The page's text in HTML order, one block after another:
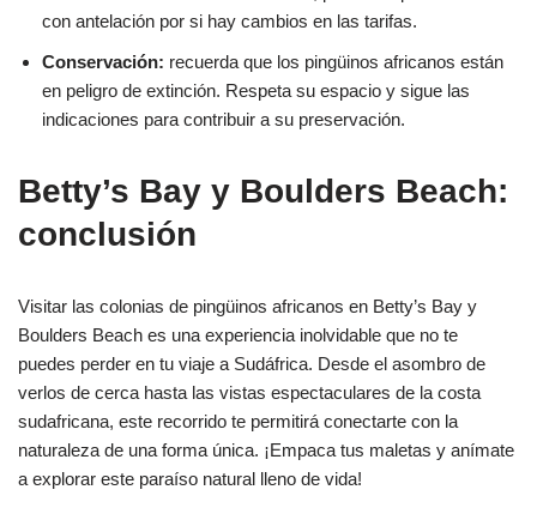
con antelación por si hay cambios en las tarifas.
Conservación: recuerda que los pingüinos africanos están
en peligro de extinción. Respeta su espacio y sigue las
indicaciones para contribuir a su preservación.
Betty’s Bay y Boulders Beach:
conclusión
Visitar las colonias de pingüinos africanos en Betty’s Bay y
Boulders Beach es una experiencia inolvidable que no te
puedes perder en tu viaje a Sudáfrica. Desde el asombro de
verlos de cerca hasta las vistas espectaculares de la costa
sudafricana, este recorrido te permitirá conectarte con la
naturaleza de una forma única. ¡Empaca tus maletas y anímate
a explorar este paraíso natural lleno de vida!